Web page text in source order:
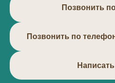
Позвонить
Позвонить по